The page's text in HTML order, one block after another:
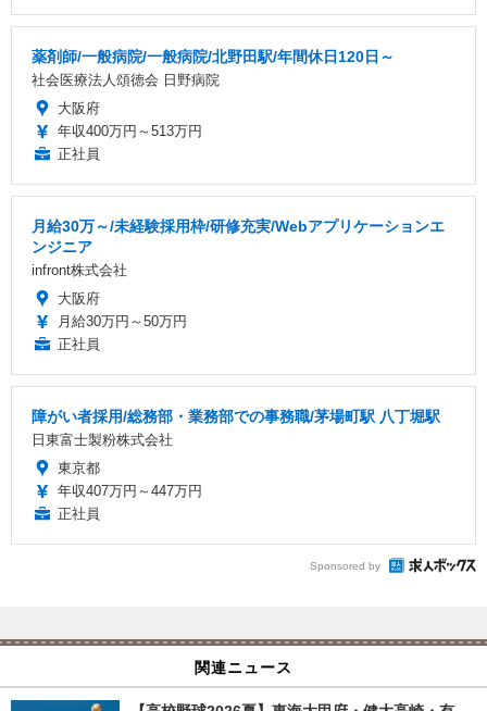
薬剤師/一般病院/一般病院/北野田駅/年間休日120日～
社会医療法人頌徳会 日野病院
大阪府
年収400万円～513万円
正社員
月給30万～/未経験採用枠/研修充実/Webアプリケーションエ
ンジニア
infront株式会社
大阪府
月給30万円～50万円
正社員
障がい者採用/総務部・業務部での事務職/茅場町駅 八丁堀駅
日東富士製粉株式会社
東京都
年収407万円～447万円
正社員
Sponsored by
関連ニュース